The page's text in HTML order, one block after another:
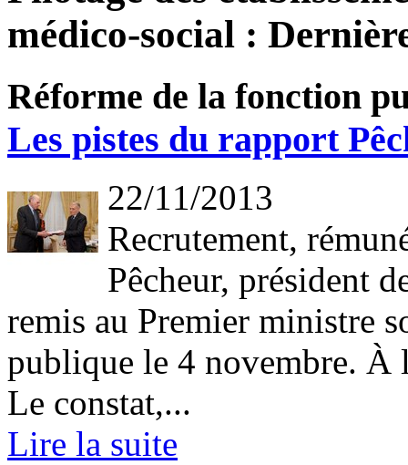
médico-social :
Réforme de la fonction
Les pistes du rapport
22/11/2013
Recrutement,
Pêcheur, président
remis au Premier ministre
publique le 4 novembre. À
Le constat,...
Lire la suite